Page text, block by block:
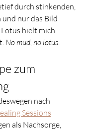
durch stinkenden,
und nur das Bild
hielt mich
No mud, no lotus
zum
nach
Sessions
als Nachsorge,